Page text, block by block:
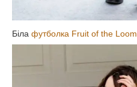
Біла футболка Fruit of the Loom